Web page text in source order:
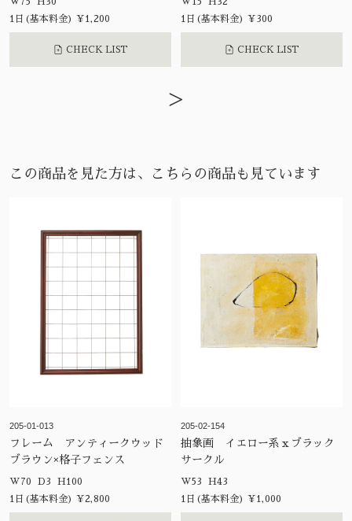
1日(基本料金) ¥1,200
CHECK LIST
1日(基本料金) ¥300
CHECK LIST
>
この商品を見た方は、こちらの商品も見ています
205-01-013
フレーム アンティークウッド
ブラウン×格子フェンス
W70 D3 H100
1日(基本料金) ¥2,800
205-02-154
抽象画 イエロー系ｘブラック
サークル
W53 H43
1日(基本料金) ¥1,000